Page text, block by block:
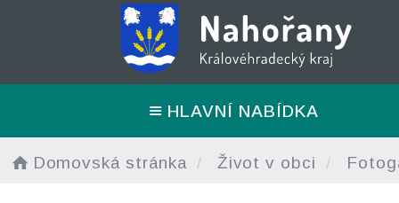
HLAVNÍ NABÍDKA
Domovská stránka Život v obci